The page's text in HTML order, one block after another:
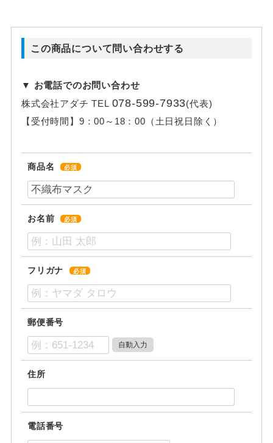
この商品について問い合わせする
▼ お電話でのお問い合わせ
株式会社アダチTEL 078-599-7933(代表)
【受付時間】 9：00～18：00（土日祝日除く）
商品名 必須
お名前 必須
フリガナ 必須
郵便番号
住所
電話番号